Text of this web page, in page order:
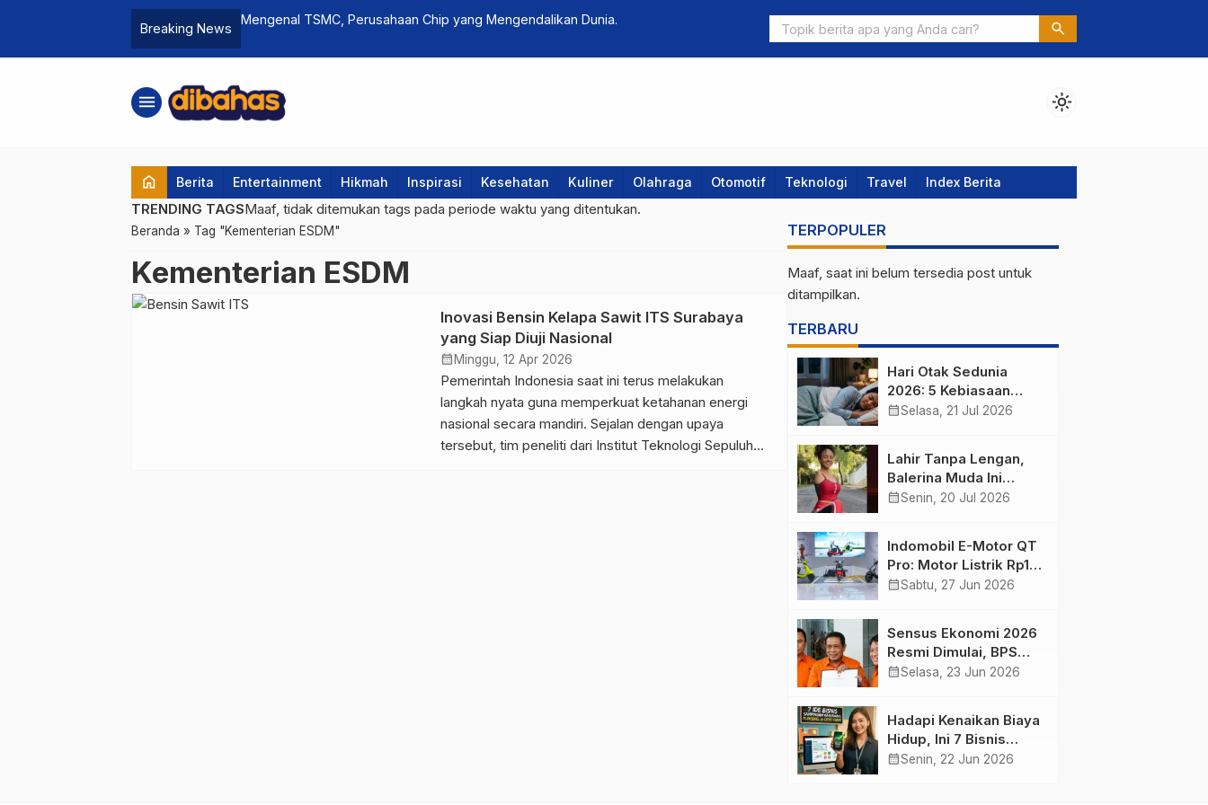
Breaking News
Mengenal TSMC, Perusahaan Chip yang Mengendalikan Dunia. Estimasi Biaya Desain Rumah Menggunakan Jasa Arsitek
search
menu light_mode
home Berita Entertainment Hikmah Inspirasi Kesehatan Kuliner Olahraga Otomotif Teknologi Travel Index Berita
TRENDING TAGSMaaf, tidak ditemukan tags pada periode waktu yang ditentukan.
Beranda » Tag "Kementerian ESDM"
Kementerian ESDM
Inovasi Bensin Kelapa Sawit ITS Surabaya
yang Siap Diuji Nasional
calendar_month Minggu, 12 Apr 2026
Pemerintah Indonesia saat ini terus melakukan
langkah nyata guna memperkuat ketahanan energi
nasional secara mandiri. Sejalan dengan upaya
tersebut, tim peneliti dari Institut Teknologi Sepuluh
TERPOPULER
Maaf, saat ini belum tersedia post untuk
ditampilkan.
TERBARU
Hari Otak Sedunia
2026: 5 Kebiasaan
Harian yang Menjaga
calendar_monthSelasa, 21 Jul 2026
Lahir Tanpa Lengan,
Balerina Muda Ini
Inspirasi Ratusan Ribu
calendar_monthSenin, 20 Jul 2026
Indomobil E-Motor QT
Pro: Motor Listrik Rp18
Jutaan yang Bikin
calendar_monthSabtu, 27 Jun 2026
Sensus Ekonomi 2026
Resmi Dimulai, BPS
Tambah Tiga Sektor
calendar_monthSelasa, 23 Jun 2026
Hadapi Kenaikan Biaya
Hidup, Ini 7 Bisnis
Sampingan untuk
calendar_monthSenin, 22 Jun 2026